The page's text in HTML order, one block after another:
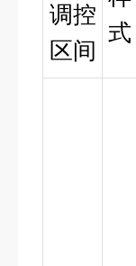
调控
区间
式